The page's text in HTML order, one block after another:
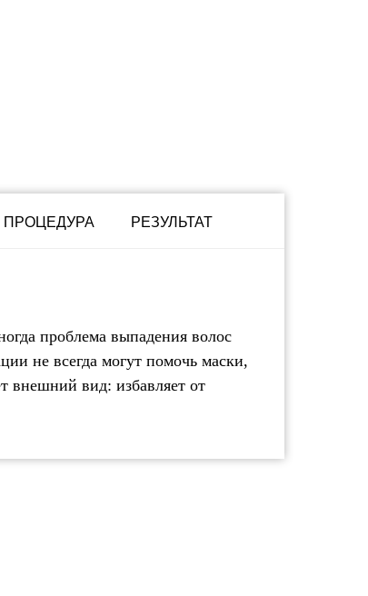
ПРОЦЕДУРА РЕЗУЛЬТАТ
проблема выпадения волос
не всегда могут помочь маски,
внешний вид: избавляет от